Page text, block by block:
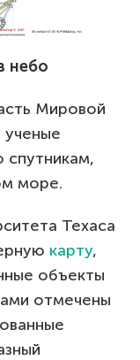
небо
Мировой
ученые
спутникам,
море.
Техаса
карту,
объекты
отмечены